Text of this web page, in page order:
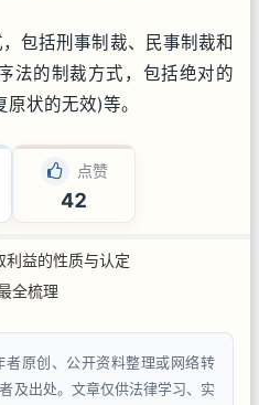
包括刑事制裁、民事制裁和
法的制裁方式，包括绝对的
状的无效)等。
点赞
42
利益的性质与认定
全梳理
者原创、公开资料整理或网络转
及出处。文章仅供法律学习、实